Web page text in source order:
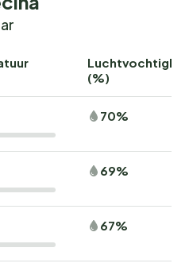
(%)
70%
69%
67%